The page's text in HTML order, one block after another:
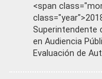
<span
Superintendente
en Audiencia
Evaluación de